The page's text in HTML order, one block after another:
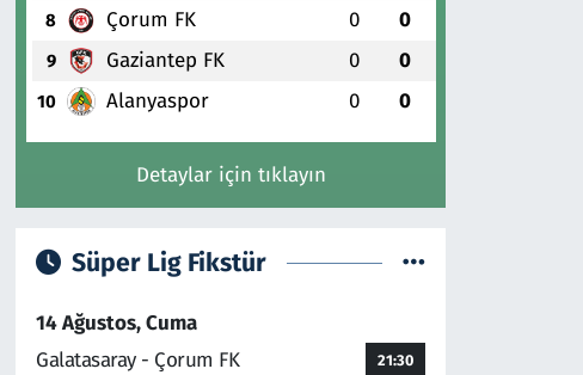
8 Çorum FK 0 0
9 Gaziantep FK 0 0
10 Alanyaspor 0 0
Detaylar için tıklayın
Süper Lig Fikstür
14 Ağustos, Cuma
Galatasaray - Çorum FK
21:30